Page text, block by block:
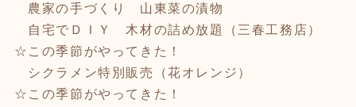
農家の手づくり 山東菜の漬物
自宅でＤＩＹ 木材の詰め放題（三春工務店）
☆この季節がやってきた！
シクラメン特別販売（花オレンジ）
☆この季節がやってきた！